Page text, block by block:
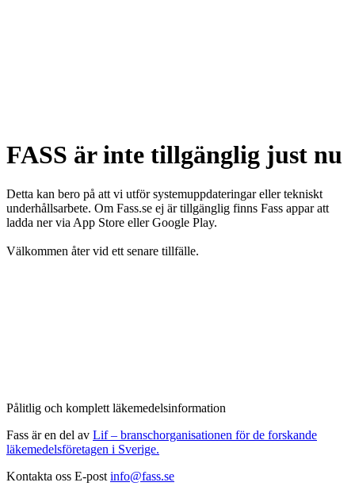
FASS är inte tillgänglig just nu
Detta kan bero på att vi utför systemuppdateringar eller tekniskt
underhållsarbete. Om Fass.se ej är tillgänglig finns Fass appar att
ladda ner via App Store eller Google Play.
Välkommen åter vid ett senare tillfälle.
Pålitlig och komplett läkemedelsinformation
Fass är en del av Lif – branschorganisationen för de forskande
läkemedelsföretagen i Sverige.
Kontakta oss E-post info@fass.se